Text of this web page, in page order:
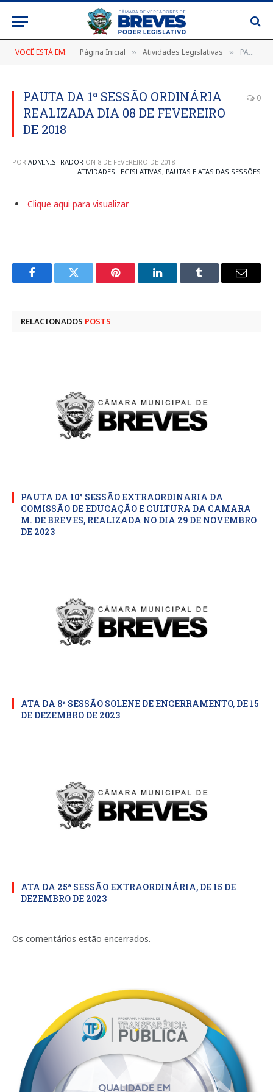
VOCÊ ESTÁ EM: Página Inicial » Atividades Legislativas » PAUTA DA 1ª SESSÃO ORDINÁRIA REALIZADA DIA 08 DE FEVEREIRO DE 2018
PAUTA DA 1ª SESSÃO ORDINÁRIA
REALIZADA DIA 08 DE FEVEREIRO
DE 2018
0
POR ADMINISTRADOR ON 8 DE FEVEREIRO DE 2018
ATIVIDADES LEGISLATIVAS, PAUTAS E ATAS DAS SESSÕES
Clique aqui para visualizar
FacebookTwitter Pinterest LinkedInTumblr
E-
RELACIONADOS POSTS
PAUTA DA 10ª SESSÃO EXTRAORDINARIA DA
COMISSÃO DE EDUCAÇÃO E CULTURA DA CAMARA
M. DE BREVES, REALIZADA NO DIA 29 DE NOVEMBRO
DE 2023
ATA DA 8ª SESSÃO SOLENE DE ENCERRAMENTO, DE 15
DE DEZEMBRO DE 2023
ATA DA 25ª SESSÃO EXTRAORDINÁRIA, DE 15 DE
DEZEMBRO DE 2023
Os comentários estão encerrados.